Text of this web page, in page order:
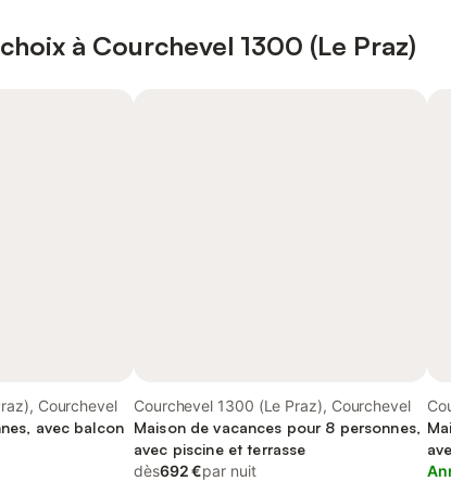
à Courchevel 1300 (Le Praz)
Courchevel
avec balcon
Courchevel 1300 (Le Praz), Courchevel
Maison de vacances pour 8 personnes,
avec piscine et terrasse
dès692 €par nuit